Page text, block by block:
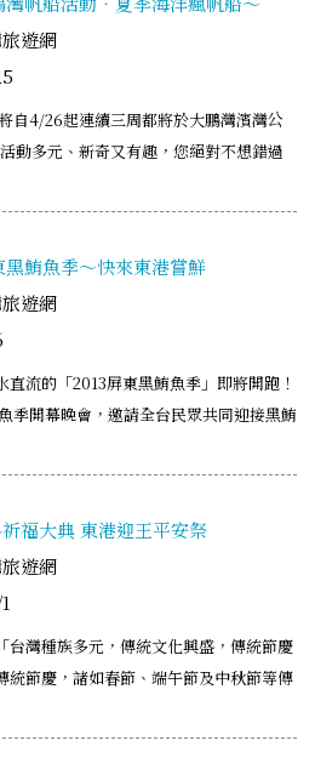
遊網
自4/26起連續三周都將於大鵬灣濱灣公
動多元、新奇又有趣，您絕對不想錯過
黑鮪魚季～快來東港嘗鮮
遊網
流的「2013屏東黑鮪魚季」即將開跑！
季開幕晚會，邀請全台民眾共同迎接黑鮪
福大典 東港迎王平安祭
遊網
台灣種族多元，傳統文化興盛，傳統節慶
統節慶，諸如春節、端午節及中秋節等傳